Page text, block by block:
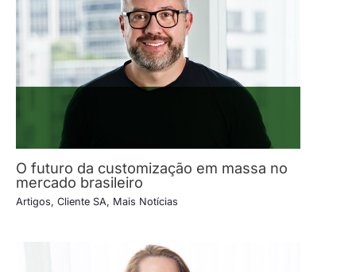
O futuro da customização em massa no
mercado brasileiro
Artigos, Cliente SA, Mais Notícias